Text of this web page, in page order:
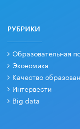
РУБРИКИ
Образовательная
Экономика
Качество
Интервести
Big data